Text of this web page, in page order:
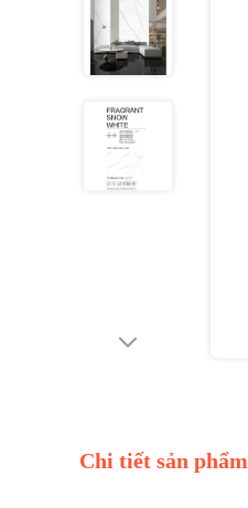
Chi tiết sản phẩm